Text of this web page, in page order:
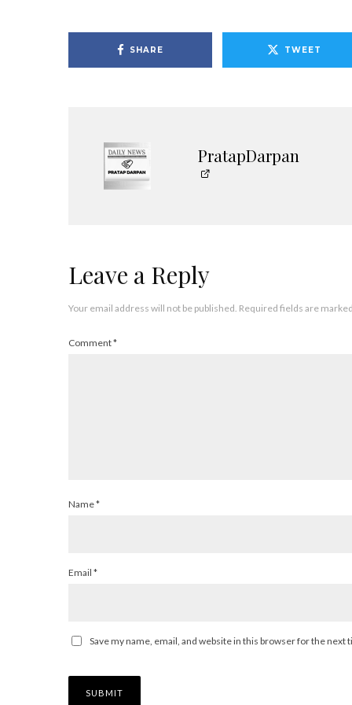
SHARE TWEET
PratapDarpan
Leave a Reply
Your email address will not be published. Required fields are marked
Comment*
Name*
Email *
Save my name, email, and website in this browser for the next